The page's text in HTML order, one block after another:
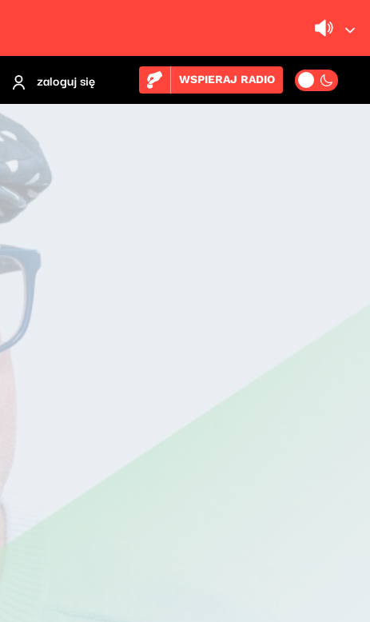
zaloguj się WSPIERAJ RADIO